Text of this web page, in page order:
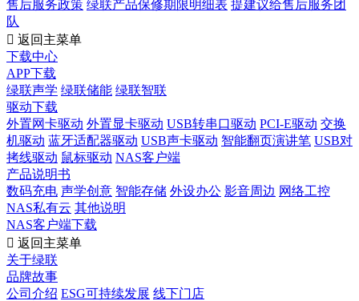
售后服务政策 绿联产品保修期限明细表 提建议给售后服务团
队
 返回主菜单
下载中心
APP下载
绿联声学 绿联储能 绿联智联
驱动下载
外置网卡驱动 外置显卡驱动 USB转串口驱动 PCI-E驱动 交换
机驱动 蓝牙适配器驱动 USB声卡驱动 智能翻页演讲笔 USB对
拷线驱动 鼠标驱动 NAS客户端
产品说明书
数码充电 声学创意 智能存储 外设办公 影音周边 网络工控
NAS私有云 其他说明
NAS客户端下载
 返回主菜单
关于绿联
品牌故事
公司介绍 ESG可持续发展 线下门店